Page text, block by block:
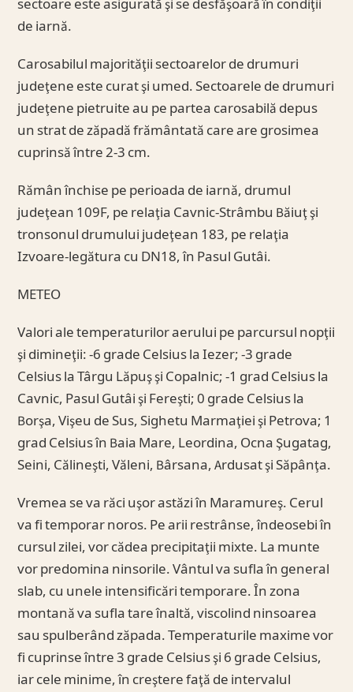
sectoare este asigurată şi se desfăşoară în condiţii
de iarnă.
Carosabilul majorităţii sectoarelor de drumuri
judeţene este curat şi umed. Sectoarele de drumuri
judeţene pietruite au pe partea carosabilă depus
un strat de zăpadă frământată care are grosimea
cuprinsă între 2-3 cm.
Rămân închise pe perioada de iarnă, drumul
judeţean 109F, pe relaţia Cavnic-Strâmbu Băiuţ şi
tronsonul drumului judeţean 183, pe relaţia
Izvoare-legătura cu DN18, în Pasul Gutâi.
METEO
Valori ale temperaturilor aerului pe parcursul nopţii
şi dimineţii: -6 grade Celsius la Iezer; -3 grade
Celsius la Târgu Lăpuş şi Copalnic; -1 grad Celsius la
Cavnic, Pasul Gutâi şi Fereşti; 0 grade Celsius la
Borşa, Vişeu de Sus, Sighetu Marmaţiei şi Petrova; 1
grad Celsius în Baia Mare, Leordina, Ocna Şugatag,
Seini, Călineşti, Văleni, Bârsana, Ardusat şi Săpânţa.
Vremea se va răci uşor astăzi în Maramureş. Cerul
va fi temporar noros. Pe arii restrânse, îndeosebi în
cursul zilei, vor cădea precipitaţii mixte. La munte
vor predomina ninsorile. Vântul va sufla în general
slab, cu unele intensificări temporare. În zona
montană va sufla tare înaltă, viscolind ninsoarea
sau spulberând zăpada. Temperaturile maxime vor
fi cuprinse între 3 grade Celsius şi 6 grade Celsius,
iar cele minime, în creştere faţă de intervalul